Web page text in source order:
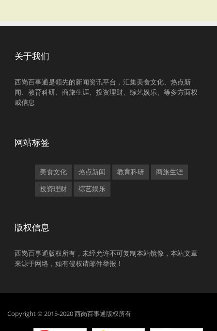
关于我们
西岗百事通是领先的新闻资讯平台，汇集美食文化、热点新
闻、教育科研、商旅生涯、投资理财、综艺娱乐、等多方面权
威信息
网站标签
美食文化 热点新闻 教育科研 商旅生涯
投资理财 综艺娱乐
版权信息
西岗百事通版权所有，未经允许不可复制本站镜像，本站文章
来源于网络，如有侵权请邮件举报！
Copyright © 2015-2020 西岗百事通版权所有